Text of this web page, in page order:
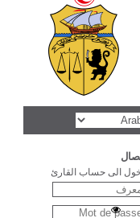
الى حساب القارئ